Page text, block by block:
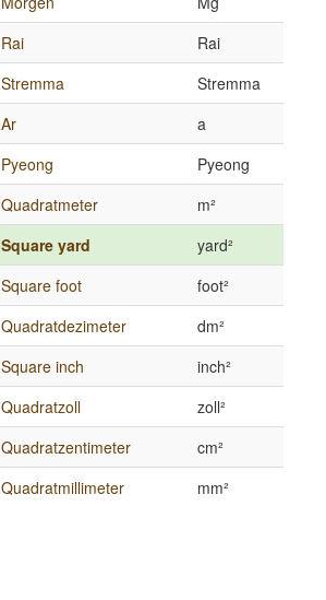
Rai
Rai
Stremma
Stremma
Ar
a
Pyeong
Pyeong
Quadratmeter
m²
Square yard
yard²
Square foot
foot²
Quadratdezimeter
dm²
Square inch
inch²
Quadratzoll
zoll²
Quadratzentimeter
cm²
Quadratmillimeter
mm²